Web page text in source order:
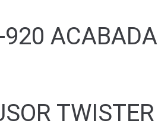
920 ACABADA
TWISTER